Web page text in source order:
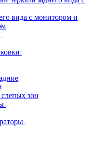
вида с монитором и
зон